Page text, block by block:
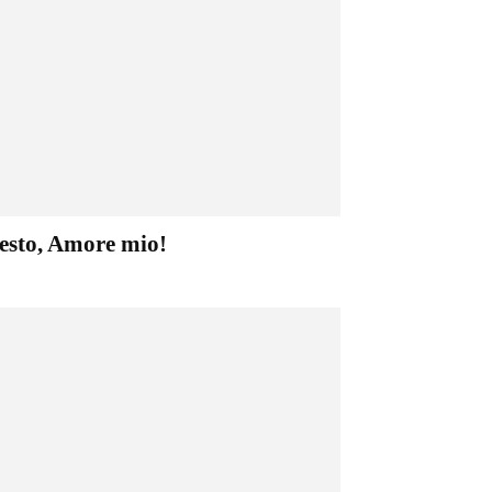
Amore mio!